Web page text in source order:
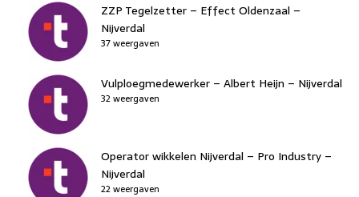
ZZP Tegelzetter – Effect Oldenzaal –
Nijverdal
37 weergaven
Vulploegmedewerker – Albert Heijn – Nijverdal
32 weergaven
Operator wikkelen Nijverdal – Pro Industry –
Nijverdal
22 weergaven